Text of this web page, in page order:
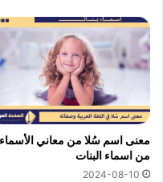
معنى اسم سُلا من معاني الأسماء
من اسماء البنات
2024-08-10